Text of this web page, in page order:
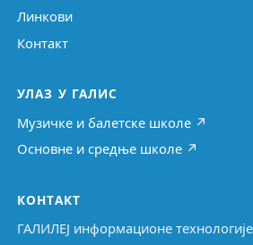
Линкови
Контакт
УЛАЗ У ГАЛИС
Музичке и балетске школе ↗
Основне и средње школе ↗
КОНТАКТ
ГАЛИЛЕЈ информационе технологије